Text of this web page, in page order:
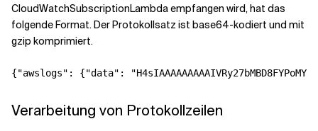
CloudWatchSubscriptionLambda empfangen wird, hat das
folgende Format. Der Protokollsatz ist base64-kodiert und mit
gzip komprimiert.
Verarbeitung von Protokollzeilen